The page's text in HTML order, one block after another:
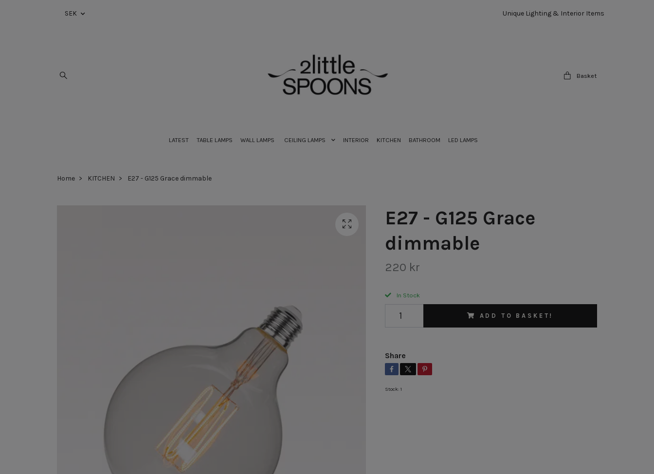
SEK Unique Lighting & Interior Items
Basket
LATEST TABLE LAMPS WALL LAMPS CEILING LAMPS INTERIOR KITCHEN BATHROOM LED LAMPS
Home KITCHEN E27 - G125 Grace dimmable
E27 - G125 Grace
dimmable
220 kr
In Stock
ADD TO BASKET!
Share
Stock: 1